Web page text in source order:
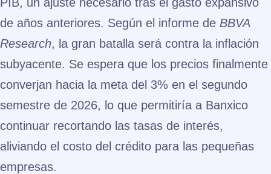
de años anteriores. Según el informe de BBVA
Research, la gran batalla será contra la inflación
subyacente. Se espera que los precios finalmente
converjan hacia la meta del 3% en el segundo
semestre de 2026, lo que permitiría a Banxico
continuar recortando las tasas de interés,
aliviando el costo del crédito para las pequeñas
empresas.